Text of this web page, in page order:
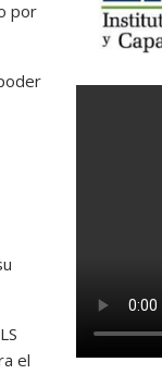
por
el